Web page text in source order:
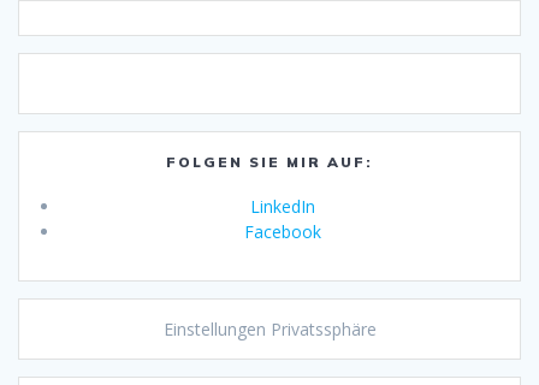
FOLGEN SIE MIR AUF:
LinkedIn
Facebook
Einstellungen Privatssphäre